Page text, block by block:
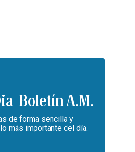
Boletín A.M.
de forma sencilla y
más importante del día.